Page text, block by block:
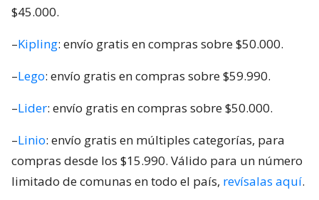
$45.000.
–Kipling: envío gratis en compras sobre $50.000.
–Lego: envío gratis en compras sobre $59.990.
–Lider: envío gratis en compras sobre $50.000.
–Linio: envío gratis en múltiples categorías, para
compras desde los $15.990. Válido para un número
limitado de comunas en todo el país, revísalas aquí.